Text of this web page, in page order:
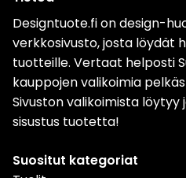
Designtuote.fi on design-
verkkosivusto, josta löydät
tuotteille. Vertaat helposti
kauppojen valikoimia
Sivuston valikoimista löytyy
sisustus tuotetta!
Suositut kategoriat